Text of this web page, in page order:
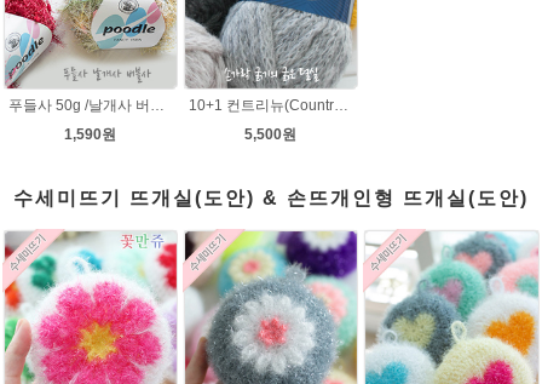
푸들사 50g /날개사 버블사 팬시얀 뜨개실 뜨게실 뜨개질실 목도리실 빌바오 손뜨개실 도매털실 스웨터 니트조끼 털실싸게파는곳 겨울
1,590원
10+1 컨트리뉴(Country new) 굵은털실/컨트리뉴 뜨개실/뜨개질 뉴컨트리/컨트리실/컨트리뜨개실
5,500원
수세미뜨기 뜨개실(도안) & 손뜨개인형 뜨개실(도안)